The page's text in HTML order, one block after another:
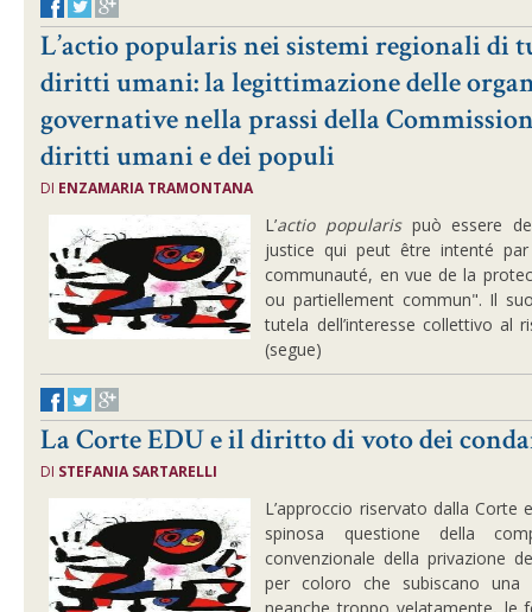
L’actio popularis nei sistemi regionali di
diritti umani: la legittimazione delle
governative nella prassi della
diritti umani e dei populi
DI ENZAMARIA TRAMONTANA
L’actio popularis può essere
justice qui peut être intenté par
communauté, en vue de la
ou partiellement commun". Il
tutela dell’interesse collettivo al
(segue)
La Corte EDU e il diritto di voto dei
DI STEFANIA SARTARELLI
L’approccio riservato dalla
spinosa questione della
convenzionale della privazione
per coloro che subiscano una